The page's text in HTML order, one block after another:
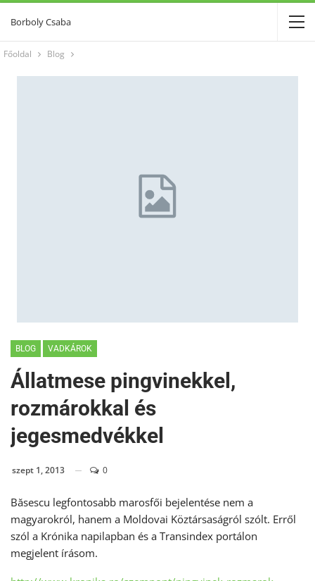
Borboly Csaba
Főoldal Blog
BLOG VADKÁROK
Állatmese pingvinekkel,
rozmárokkal és
jegesmedvékkel
szept 1, 2013 0
Băsescu legfontosabb marosfői bejelentése nem a
magyarokról, hanem a Moldovai Köztársaságról szólt. Erről
szól a Krónika napilapban és a Transindex portálon
megjelent írásom.